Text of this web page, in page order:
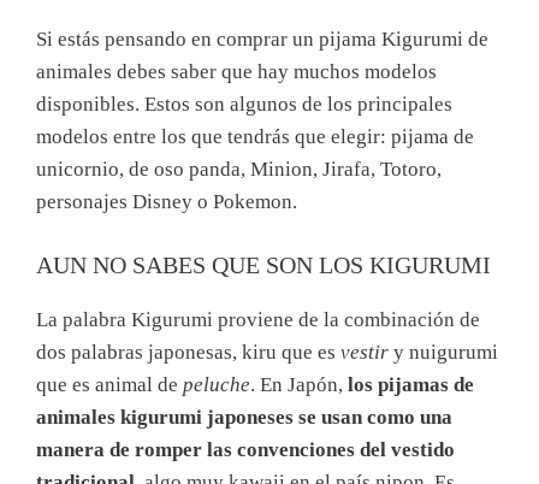
Si estás pensando en comprar un pijama Kigurumi de
animales debes saber que hay muchos modelos
disponibles. Estos son algunos de los principales
modelos entre los que tendrás que elegir: pijama de
unicornio, de oso panda, Minion, Jirafa, Totoro,
personajes Disney o Pokemon.
AUN NO SABES QUE SON LOS KIGURUMI
La palabra Kigurumi proviene de la combinación de
dos palabras japonesas, kiru que es vestir y nuigurumi
que es animal de peluche. En Japón, los pijamas de
animales kigurumi japoneses se usan como una
manera de romper las convenciones del vestido